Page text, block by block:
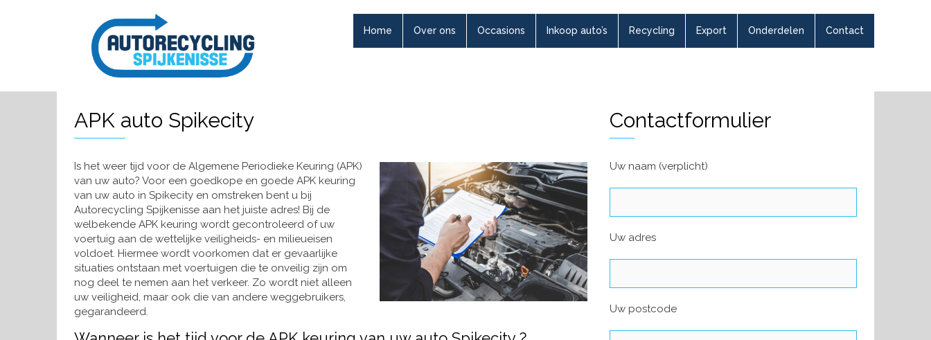
Home Over ons Occasions Inkoop auto’s Recycling Export Onderdelen Contact
APK auto Spikecity
Is het weer tijd voor de Algemene Periodieke Keuring (APK)
van uw auto? Voor een goedkope en goede APK keuring
van uw auto in Spikecity en omstreken bent u bij
Autorecycling Spijkenisse aan het juiste adres! Bij de
welbekende APK keuring wordt gecontroleerd of uw
voertuig aan de wettelijke veiligheids- en milieueisen
voldoet. Hiermee wordt voorkomen dat er gevaarlijke
situaties ontstaan met voertuigen die te onveilig zijn om
nog deel te nemen aan het verkeer. Zo wordt niet alleen
uw veiligheid, maar ook die van andere weggebruikers,
gegarandeerd.
Contactformulier
Uw naam (verplicht)
Uw adres
Uw postcode